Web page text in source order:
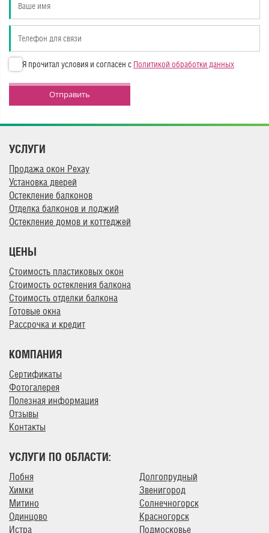
Я прочитал условия и согласен с Политикой обработки данных
Отправить
УСЛУГИ
Продажа окон Рехау
Установка дверей
Остекление балконов
Отделка балконов и лоджий
Остекление домов и коттеджей
ЦЕНЫ
Стоимость пластиковых окон
Стоимость остекления балкона
Стоимость отделки балкона
Готовые окна
Рассрочка и кредит
КОМПАНИЯ
Сертификаты
Фотогалерея
Полезная информация
Отзывы
Контакты
УСЛУГИ ПО ОБЛАСТИ:
Лобня
Химки
Митино
Одинцово
Истра
Долгопрудный
Звенигород
Солнечногорск
Красногорск
Подмосковье